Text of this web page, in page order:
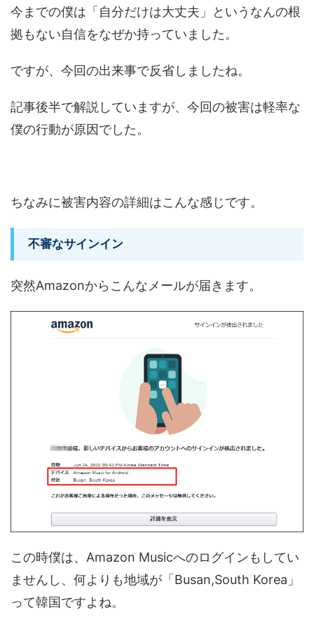
今までの僕は「自分だけは大丈夫」というなんの根
拠もない自信をなぜか持っていました。
ですが、今回の出来事で反省しましたね。
記事後半で解説していますが、今回の被害は軽率な
僕の行動が原因でした。
ちなみに被害内容の詳細はこんな感じです。
不審なサインイン
突然Amazonからこんなメールが届きます。
この時僕は、Amazon Musicへのログインもしてい
ませんし、何よりも地域が「Busan,South Korea」
って韓国ですよね。